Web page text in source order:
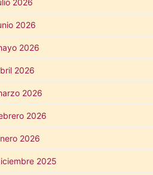
2026
2026
2026
2026
2026
2026
2025